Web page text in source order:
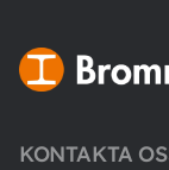
KONTAKTA